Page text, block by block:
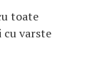
toate
varste